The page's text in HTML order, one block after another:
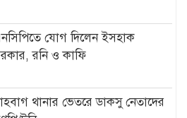
যোগ দিলেন ইসহাক
রনি ও কাফি
থানার ভেতরে ডাকসু নেতাদের